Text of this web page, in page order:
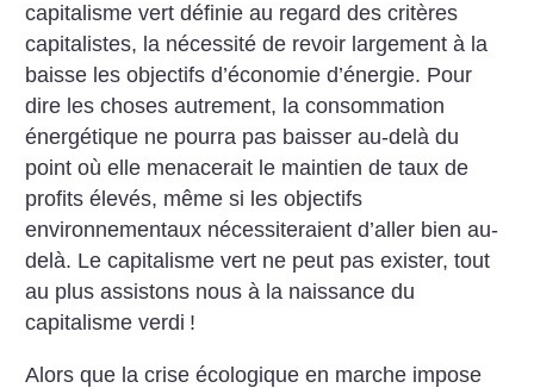
capitalisme vert définie au regard des critères
capitalistes, la nécessité de revoir largement à la
baisse les objectifs d’économie d’énergie. Pour
dire les choses autrement, la consommation
énergétique ne pourra pas baisser au-delà du
point où elle menacerait le maintien de taux de
profits élevés, même si les objectifs
environnementaux nécessiteraient d’aller bien au-
delà. Le capitalisme vert ne peut pas exister, tout
au plus assistons nous à la naissance du
capitalisme verdi !
Alors que la crise écologique en marche impose